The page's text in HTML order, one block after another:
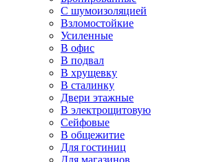
С шумоизоляцией
Взломостойкие
Усиленные
В офис
В подвал
В хрущевку
В сталинку
Двери этажные
В электрощитовую
Сейфовые
В общежитие
Для гостиниц